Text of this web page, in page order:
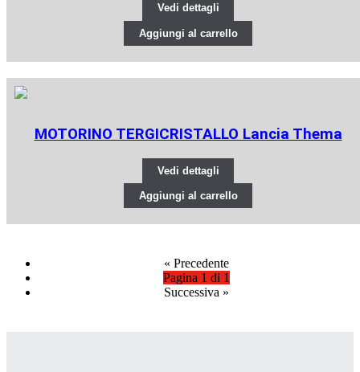
Vedi dettagli
Aggiungi al carrello
MOTORINO TERGICRISTALLO Lancia Thema
Vedi dettagli
Aggiungi al carrello
« Precedente
Pagina 1 di 1
Successiva »